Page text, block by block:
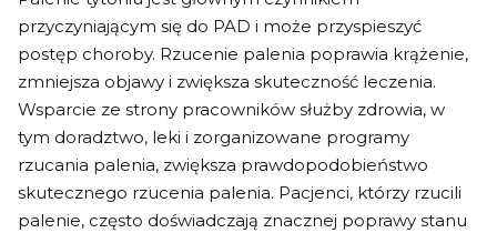
przyczyniającym się do PAD i może przyspieszyć
postęp choroby. Rzucenie palenia poprawia krążenie,
zmniejsza objawy i zwiększa skuteczność leczenia.
Wsparcie ze strony pracowników służby zdrowia, w
tym doradztwo, leki i zorganizowane programy
rzucania palenia, zwiększa prawdopodobieństwo
skutecznego rzucenia palenia. Pacjenci, którzy rzucili
palenie, często doświadczają znacznej poprawy stanu